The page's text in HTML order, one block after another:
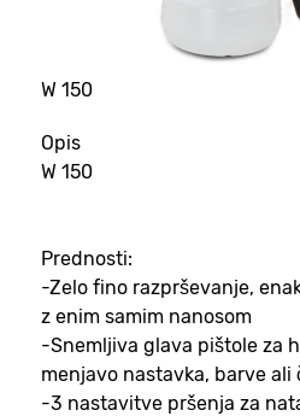
W 150
Opis
W 150
Prednosti:
-Zelo fino razprševanje,
z enim samim nanosom
-Snemljiva glava pištole za
menjavo nastavka, barve ali
-3 nastavitve pršenja za